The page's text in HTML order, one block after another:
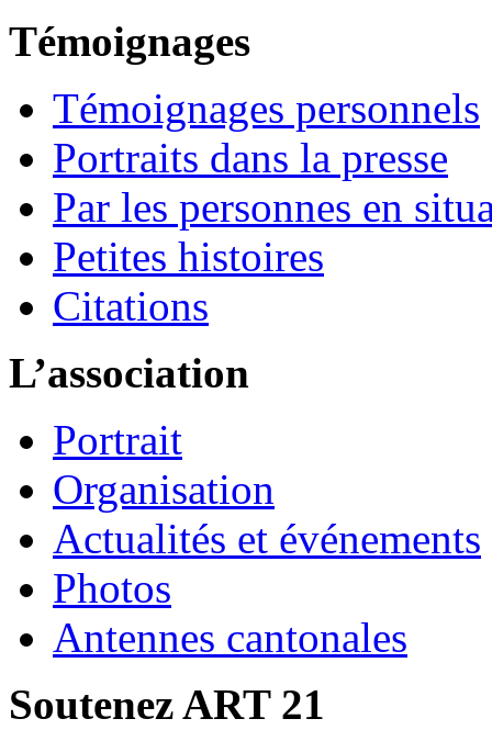
Témoignages
Témoignages personnels
Portraits dans la presse
Par les personnes en
Petites histoires
Citations
L’association
Portrait
Organisation
Actualités et événements
Photos
Antennes cantonales
Soutenez ART 21